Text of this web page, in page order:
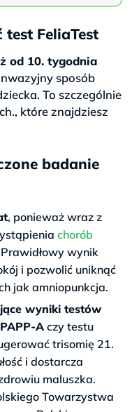
FeliaTest
od 10. tygodnia
sposób
To szczególnie
które znajdziesz
badanie
, ponieważ wraz z
chorób
Prawidłowy wynik
i pozwolić uniknąć
jak amniopunkcja.
wyniki testów
A czy testu
trisomię 21.
i dostarcza
maluszka.
Towarzystwa